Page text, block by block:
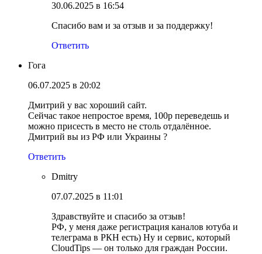
30.06.2025 в 16:54
Спасибо вам и за отзыв и за поддержку!
Ответить
Гога
06.07.2025 в 20:02
Дмитрий у вас хороший сайт.
Сейчас такое непростое время, 100р переведешь и
можно присесть в место не столь отдалённое.
Дмитрий вы из РФ или Украины ?
Ответить
Dmitry
07.07.2025 в 11:01
Здравствуйте и спасибо за отзыв!
РФ, у меня даже регистрация каналов ютуба и
телеграма в РКН есть) Ну и сервис, который
CloudTips — он только для граждан России.